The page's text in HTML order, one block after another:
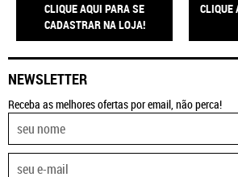
CLIQUE AQUI PARA SE
CADASTRAR NA LOJA!
CLIQUE
NEWSLETTER
Receba as melhores ofertas por email, não perca!